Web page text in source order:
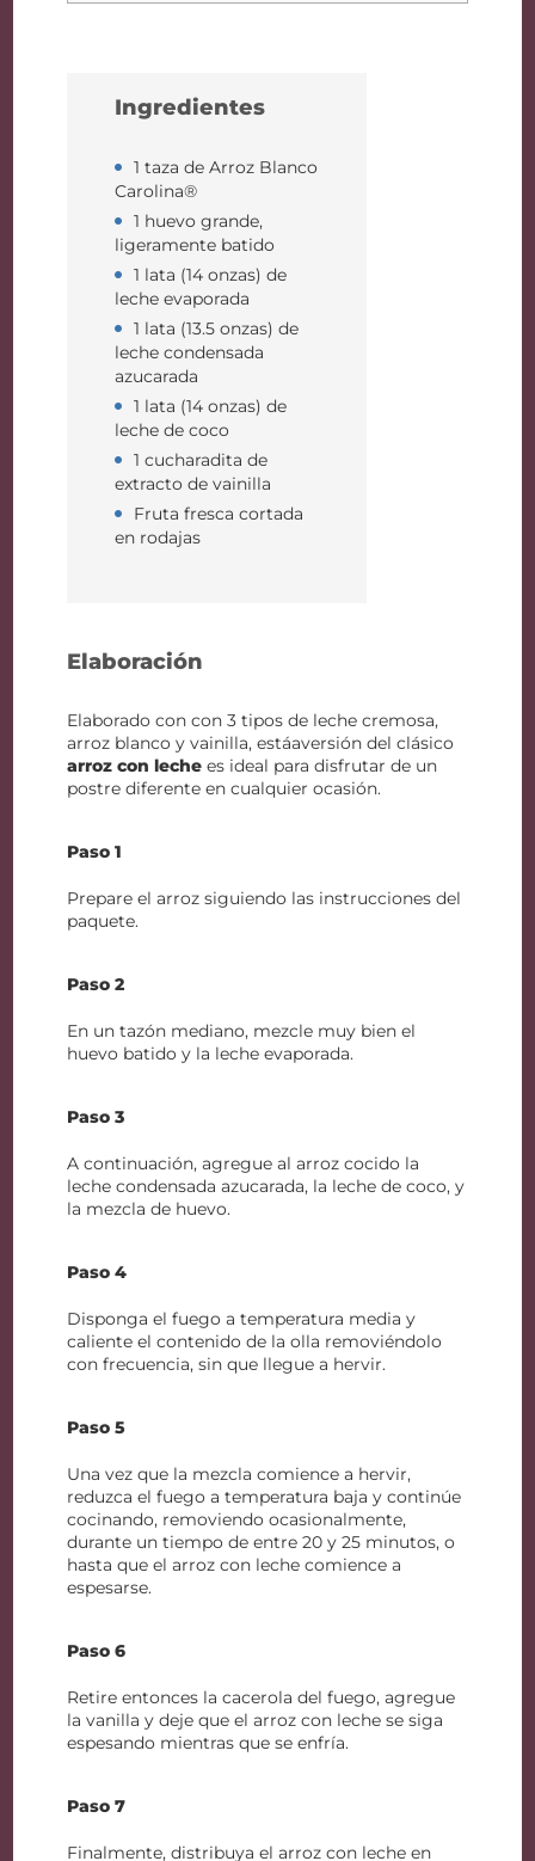
Ingredientes
1 taza de Arroz Blanco
Carolina®
1 huevo grande,
ligeramente batido
1 lata (14 onzas) de
leche evaporada
1 lata (13.5 onzas) de
leche condensada
azucarada
1 lata (14 onzas) de
leche de coco
1 cucharadita de
extracto de vainilla
Fruta fresca cortada
en rodajas
Elaboración
Elaborado con con 3 tipos de leche cremosa,
arroz blanco y vainilla, estáaversión del clásico
arroz con leche es ideal para disfrutar de un
postre diferente en cualquier ocasión.
Paso 1
Prepare el arroz siguiendo las instrucciones del
paquete.
Paso 2
En un tazón mediano, mezcle muy bien el
huevo batido y la leche evaporada.
Paso 3
A continuación, agregue al arroz cocido la
leche condensada azucarada, la leche de coco, y
la mezcla de huevo.
Paso 4
Disponga el fuego a temperatura media y
caliente el contenido de la olla removiéndolo
con frecuencia, sin que llegue a hervir.
Paso 5
Una vez que la mezcla comience a hervir,
reduzca el fuego a temperatura baja y continúe
cocinando, removiendo ocasionalmente,
durante un tiempo de entre 20 y 25 minutos, o
hasta que el arroz con leche comience a
espesarse.
Paso 6
Retire entonces la cacerola del fuego, agregue
la vanilla y deje que el arroz con leche se siga
espesando mientras que se enfría.
Paso 7
Finalmente, distribuya el arroz con leche en